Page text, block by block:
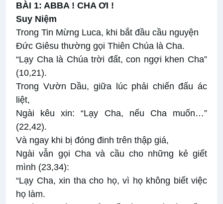
BÀI 1: ABBA ! CHA ƠI !
Suy Niệm
Trong Tin Mừng Luca, khi bắt đầu cầu nguyện
Đức Giêsu thường gọi Thiên Chúa là Cha.
“Lạy Cha là Chúa trời đất, con ngợi khen Cha”
(10,21).
Trong Vườn Dầu, giữa lúc phải chiến đấu ác
liệt,
Ngài kêu xin: “Lạy Cha, nếu Cha muốn…”
(22,42).
Và ngay khi bị đóng đinh trên thập giá,
Ngài vẫn gọi Cha và cầu cho những kẻ giết
mình (23,34):
“Lạy Cha, xin tha cho họ, vì họ không biết việc
họ làm.